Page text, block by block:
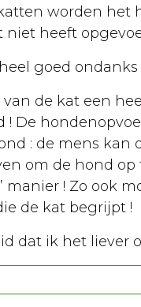
katten worden
heeft
goed
de kat een
De
: de mens kan
om de hond
manier ! Zo ook
de kat begrijpt !
dat ik het liever